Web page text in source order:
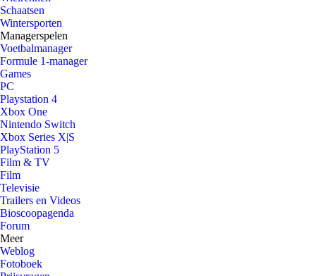
Schaatsen
Wintersporten
Managerspelen
Voetbalmanager
Formule 1-manager
Games
PC
Playstation 4
Xbox One
Nintendo Switch
Xbox Series X|S
PlayStation 5
Film & TV
Film
Televisie
Trailers en Videos
Bioscoopagenda
Forum
Meer
Weblog
Fotoboek